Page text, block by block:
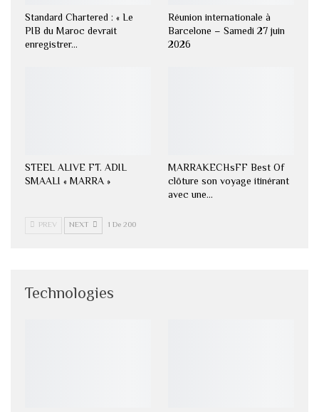
Standard Chartered : « Le
PIB du Maroc devrait
enregistrer…
Réunion internationale à
Barcelone – Samedi 27 juin
2026
STEEL ALIVE FT. ADIL
SMAALI « MARRA »
MARRAKECHsFF Best Of
clôture son voyage itinérant
avec une…
PREV NEXT 1 De 200
Technologies